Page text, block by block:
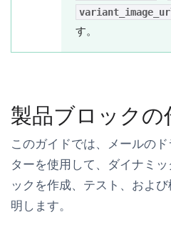
す。
製品ブロックの
このガイドでは、メールの
ターを使用して、ダイナミ
ックを作成、テスト、およ
明します。